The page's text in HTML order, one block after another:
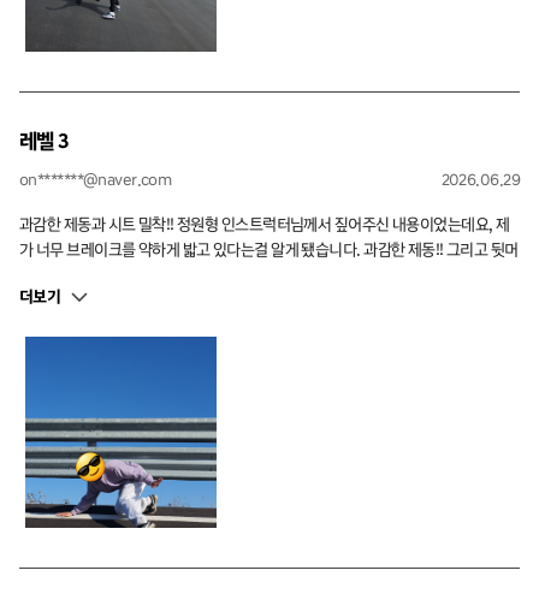
레벨 3
on*******@naver.com 2026.06.29
과감한 제동과 시트 밀착!! 정원형 인스트럭터님께서 짚어주신 내용이었는데요, 제
가 너무 브레이크를 약하게 밟고 있다는걸 알게 됐습니다. 과감한 제동!! 그리고 뒷머
섬세한 드라이빙을 할 수 있게 된 경험이었습니다. 감사합니다!
더보기